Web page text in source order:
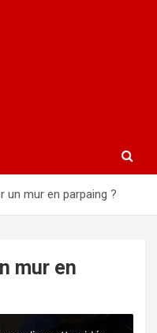
un mur en parpaing ?
mur en